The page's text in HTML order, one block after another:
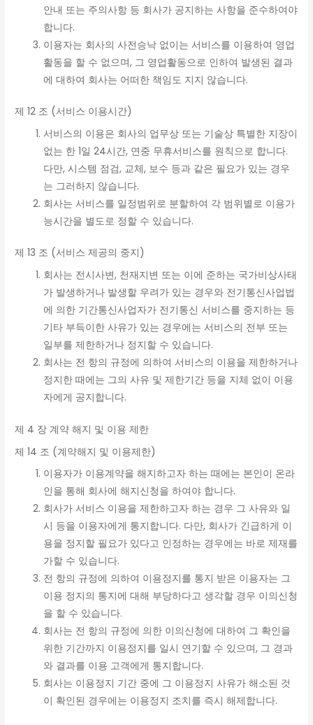
안내 또는 주의사항 등 회사가 공지하는 사항을 준수하여야
합니다.
이용자는 회사의 사전승낙 없이는 서비스를 이용하여 영업
활동을 할 수 없으며, 그 영업활동으로 인하여 발생된 결과
에 대하여 회사는 어떠한 책임도 지지 않습니다.
제 12 조 (서비스 이용시간)
서비스의 이용은 회사의 업무상 또는 기술상 특별한 지장이
없는 한 1일 24시간, 연중 무휴서비스를 원칙으로 합니다.
다만, 시스템 점검, 교체, 보수 등과 같은 필요가 있는 경우
는 그러하지 않습니다.
회사는 서비스를 일정범위로 분할하여 각 범위별로 이용가
능시간을 별도로 정할 수 있습니다.
제 13 조 (서비스 제공의 중지)
회사는 전시사변, 천재지변 또는 이에 준하는 국가비상사태
가 발생하거나 발생할 우려가 있는 경우와 전기통신사업법
에 의한 기간통신사업자가 전기통신 서비스를 중지하는 등
기타 부득이한 사유가 있는 경우에는 서비스의 전부 또는
일부를 제한하거나 정지할 수 있습니다.
회사는 전 항의 규정에 의하여 서비스의 이용을 제한하거나
정지한 때에는 그의 사유 및 제한기간 등을 지체 없이 이용
자에게 공지합니다.
제 4 장 계약 해지 및 이용 제한
제 14 조 (계약해지 및 이용제한)
이용자가 이용계약을 해지하고자 하는 때에는 본인이 온라
인을 통해 회사에 해지신청을 하여야 합니다.
회사가 서비스 이용을 제한하고자 하는 경우 그 사유와 일
시 등을 이용자에게 통지합니다. 다만, 회사가 긴급하게 이
용을 정지할 필요가 있다고 인정하는 경우에는 바로 제재를
가할 수 있습니다.
전 항의 규정에 의하여 이용정지를 통지 받은 이용자는 그
이용 정지의 통지에 대해 부당하다고 생각할 경우 이의신청
을 할 수 있습니다.
회사는 전 항의 규정에 의한 이의신청에 대하여 그 확인을
위한 기간까지 이용정지를 일시 연기할 수 있으며, 그 경과
와 결과를 이용 고객에게 통지합니다.
회사는 이용정지 기간 중에 그 이용정지 사유가 해소된 것
이 확인된 경우에는 이용정지 조치를 즉시 해제합니다.